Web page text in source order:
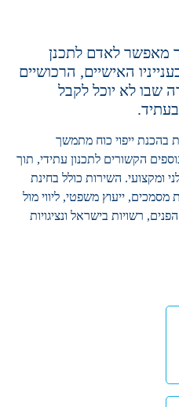
מאפשר לאדם לתכנן
האישיים, הרכושיים
שבו לא יוכל לקבל
בהכנת ייפוי כוח מתמשך
הקשורים לתכנון עתידי, תוך
ומקצועי. השירות כולל בחינת
ייעוץ משפטי, ליווי מול
רשויות בישראל ונציגויות